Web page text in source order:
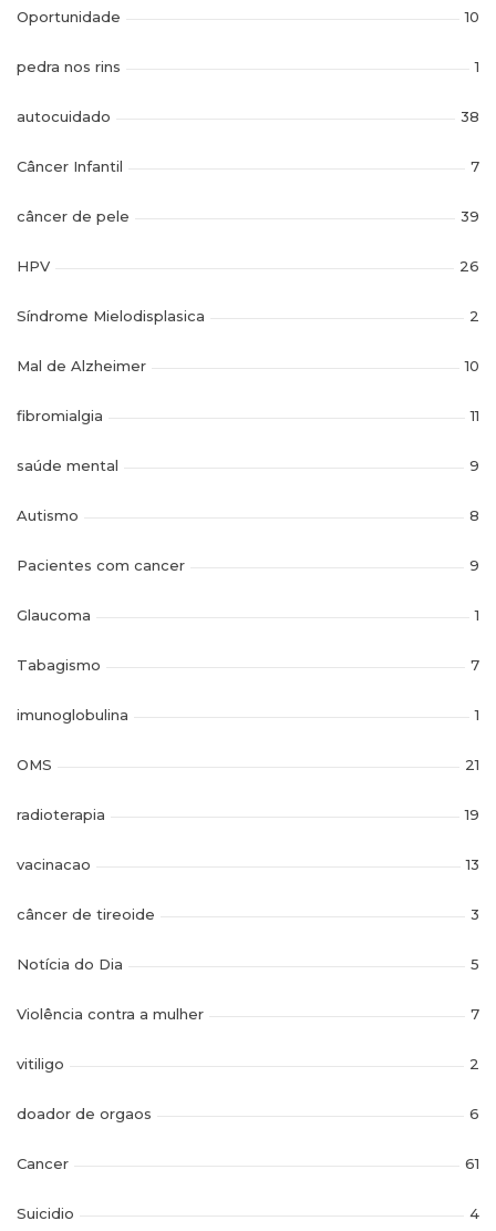
Oportunidade 10
pedra nos rins 1
autocuidado 38
Câncer Infantil 7
câncer de pele 39
HPV 26
Síndrome Mielodisplasica 2
Mal de Alzheimer 10
fibromialgia 11
saúde mental 9
Autismo 8
Pacientes com cancer 9
Glaucoma 1
Tabagismo 7
imunoglobulina 1
OMS 21
radioterapia 19
vacinacao 13
câncer de tireoide 3
Notícia do Dia 5
Violência contra a mulher 7
vitiligo 2
doador de orgaos 6
Cancer 61
Suicidio 4